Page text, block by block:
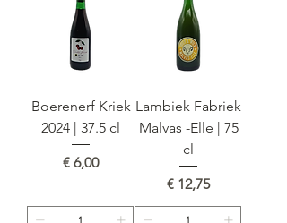
Boerenerf Kriek
2024 | 37.5 cl
Prijs
€ 6,00
Lambiek Fabriek
Malvas -Elle | 75
cl
Prijs
€ 12,75